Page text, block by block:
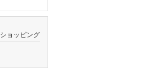
ショッピング